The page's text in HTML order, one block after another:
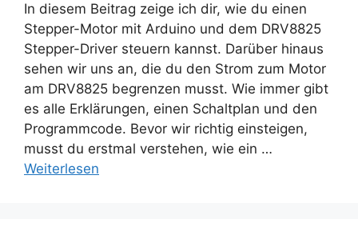
In diesem Beitrag zeige ich dir, wie du einen
Stepper-Motor mit Arduino und dem DRV8825
Stepper-Driver steuern kannst. Darüber hinaus
sehen wir uns an, die du den Strom zum Motor
am DRV8825 begrenzen musst. Wie immer gibt
es alle Erklärungen, einen Schaltplan und den
Programmcode. Bevor wir richtig einsteigen,
musst du erstmal verstehen, wie ein …
Weiterlesen